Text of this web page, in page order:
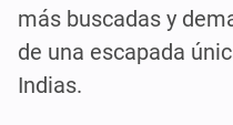
más buscadas y
de una escapada
Indias.